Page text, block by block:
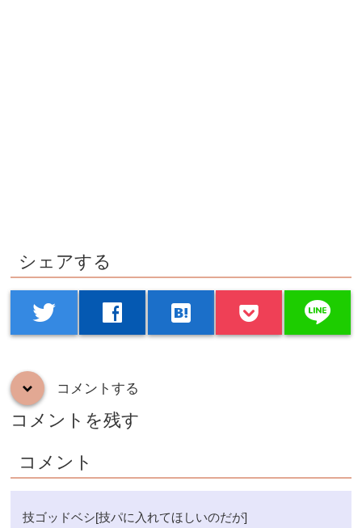
シェアする
twitter facebook hatenabookmark line
down コメントする
コメントを残す
コメント
技ゴッドベシ[技パに入れてほしいのだが]